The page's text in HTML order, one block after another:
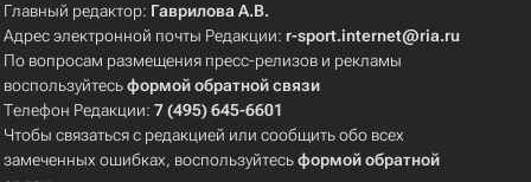
Главный редактор: Гаврилова А.В.
Адрес электронной почты Редакции: r-sport.internet@ria.ru
По вопросам размещения пресс-релизов и рекламы
воспользуйтесьформой обратной связи
Телефон Редакции:7 (495) 645-6601
Чтобы связаться с редакцией или сообщить обо всех
замеченных ошибках, воспользуйтесьформой обратной